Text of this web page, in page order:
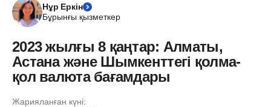
Нұр Еркін
Бұрынғы қызметкер
2023 жылғы 8 қаңтар: Алматы,
Астана және Шымкенттегі қолма-
қол валюта бағамдары
Жарияланған күні: